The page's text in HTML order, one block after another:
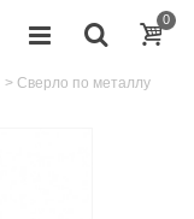
0
> Сверло по металлу